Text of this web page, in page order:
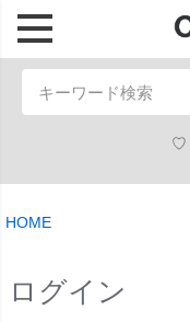
HOME
ログイン